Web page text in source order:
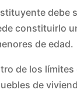
debe
constituirlo
de edad.
de los límites
de